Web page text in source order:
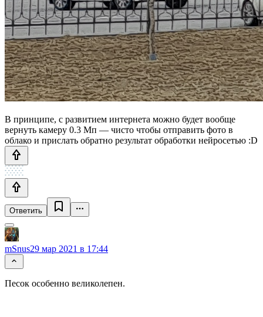
В принципе, с развитием интернета можно будет вообще
вернуть камеру 0.3 Мп — чисто чтобы отправить фото в
облако и прислать обратно результат обработки нейросетью :D
Ответить
mSnus29 мар 2021 в 17:44
Песок особенно великолепен.